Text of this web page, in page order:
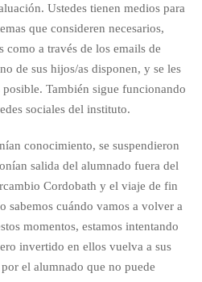
Ustedes tienen medios para
que consideren necesarios,
como a través de los emails de
de sus hijos/as disponen, y se les
posible. También sigue funcionando
sociales del instituto.
conocimiento, se suspendieron
salida del alumnado fuera del
Cordobath y el viaje de fin
sabemos cuándo vamos a volver a
momentos, estamos intentando
invertido en ellos vuelva a sus
el alumnado que no puede